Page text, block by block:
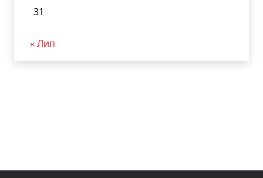
31
« Лип